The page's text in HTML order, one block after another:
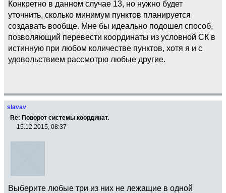
Конкретно в данном случае 13, но нужно будет
уточнить, сколько минимум пунктов планируется
создавать вообще. Мне бы идеально подошел способ,
позволяющий перевести координаты из условной СК в
истинную при любом количестве пунктов, хотя я и с
удовольствием рассмотрю любые другие.
slavav
Re: Поворот системы координат.
15.12.2015, 08:37
Выберите любые три из них не лежащие в одной